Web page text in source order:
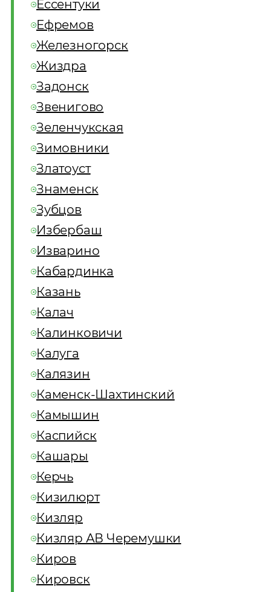
Ессентуки
Ефремов
Железногорск
Жиздра
Задонск
Звенигово
Зеленчукская
Зимовники
Златоуст
Знаменск
Зубцов
Избербаш
Изварино
Кабардинка
Казань
Калач
Калинковичи
Калуга
Калязин
Каменск-Шахтинский
Камышин
Каспийск
Кашары
Керчь
Кизилюрт
Кизляр
Кизляр АВ Черемушки
Киров
Кировск